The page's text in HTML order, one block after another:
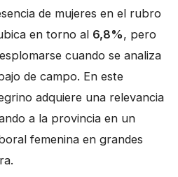
de mujeres en el rubro
en torno al 6,8%, pero
cuando se analiza
de campo. En este
adquiere una relevancia
a la provincia en un
femenina en grandes